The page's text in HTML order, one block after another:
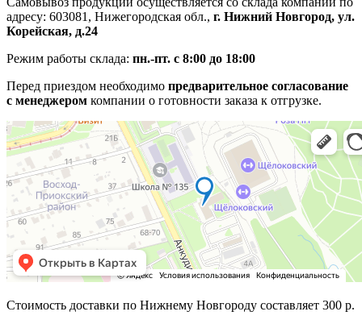
адресу: 603081, Нижегородская обл., г. Нижний Новгород, ул.
Корейская, д.24
Режим работы склада: пн.-пт. с 8:00 до 18:00
Перед приездом необходимо предварительное согласование
с менеджером компании о готовности заказа к отгрузке.
Стоимость доставки по Нижнему Новгороду составляет 300 р.